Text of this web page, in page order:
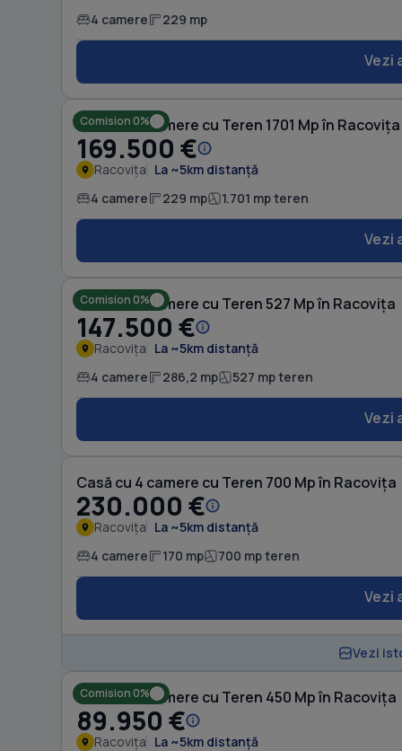
4 camere 229 mp
Vezi
Comision 0%
Casă cu 4 camere cu Teren 1701 Mp în Racovița
169.500 €
Racovița La ~5km distanță
4 camere 229 mp 1.701 mp teren
Vezi
Comision 0%
Casă cu 4 camere cu Teren 527 Mp în Racovița
147.500 €
Racovița La ~5km distanță
4 camere 286,2 mp 527 mp teren
Vezi
Casă cu 4 camere cu Teren 700 Mp în Racovița
230.000 €
Racovița La ~5km distanță
4 camere 170 mp 700 mp teren
Vezi
Vezi
Comision 0%
Casă cu 4 camere cu Teren 450 Mp în Racovița
89.950 €
Racovița La ~5km distanță